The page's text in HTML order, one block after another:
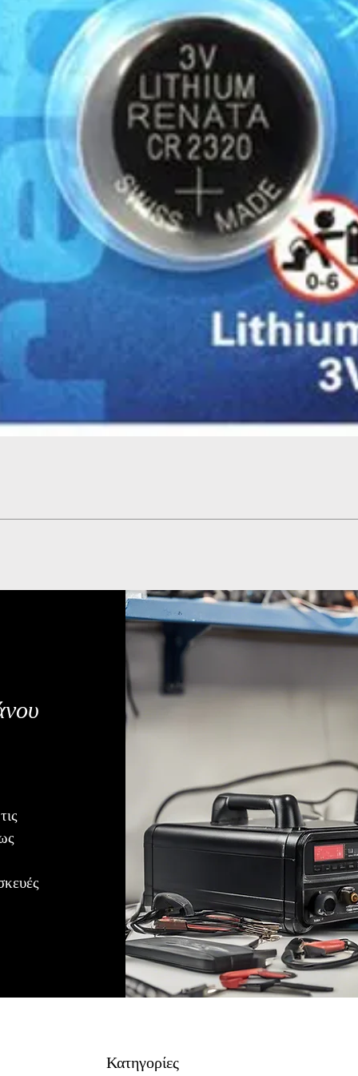
μεταφορικών, θα
της παραγγελίας σας η
Κατηγορίες